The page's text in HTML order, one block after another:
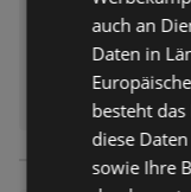
auch an
Daten in
besteht
diese
sowie Ihre